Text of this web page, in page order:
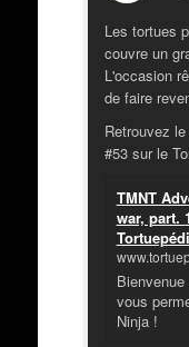
Les tortues
couvre un
L'occasion
de faire
Retrouvez
#53 sur le
TMNT
war, part.
vous
Ninja !